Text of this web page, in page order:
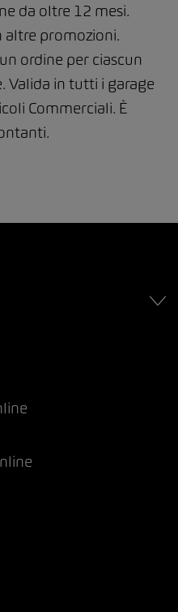
da oltre 12 mesi.
altre promozioni.
ordine per ciascun
Valida in tutti i garage
Commerciali. È